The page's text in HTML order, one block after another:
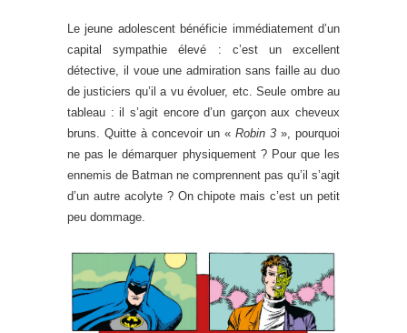
Le jeune adolescent bénéficie immédiatement d’un
capital sympathie élevé : c’est un excellent
détective, il voue une admiration sans faille au duo
de justiciers qu’il a vu évoluer, etc. Seule ombre au
tableau : il s’agit encore d’un garçon aux cheveux
bruns. Quitte à concevoir un « Robin 3 », pourquoi
ne pas le démarquer physiquement ? Pour que les
ennemis de Batman ne comprennent pas qu’il s’agit
d’un autre acolyte ? On chipote mais c’est un petit
peu dommage.